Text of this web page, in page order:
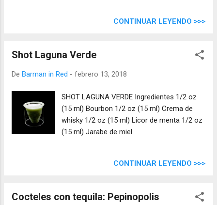
CONTINUAR LEYENDO >>>
Shot Laguna Verde
De Barman in Red - febrero 13, 2018
SHOT LAGUNA VERDE Ingredientes 1/2 oz
(15 ml) Bourbon 1/2 oz (15 ml) Crema de
whisky 1/2 oz (15 ml) Licor de menta 1/2 oz
(15 ml) Jarabe de miel
CONTINUAR LEYENDO >>>
Cocteles con tequila: Pepinopolis